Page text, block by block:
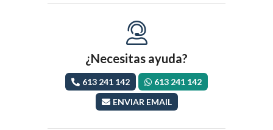
¿Necesitas ayuda?
613 241 142
613 241 142
ENVIAR EMAIL